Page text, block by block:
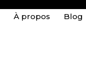
À propos Blog